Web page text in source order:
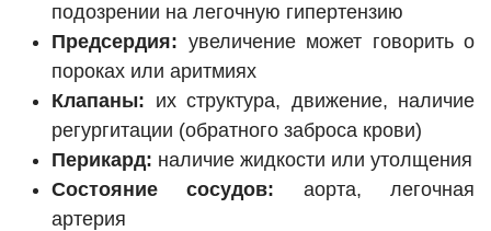
подозрении на легочную гипертензию
Предсердия: увеличение может говорить о
пороках или аритмиях
Клапаны: их структура, движение, наличие
регургитации (обратного заброса крови)
Перикард: наличие жидкости или утолщения
Состояние сосудов: аорта, легочная
артерия